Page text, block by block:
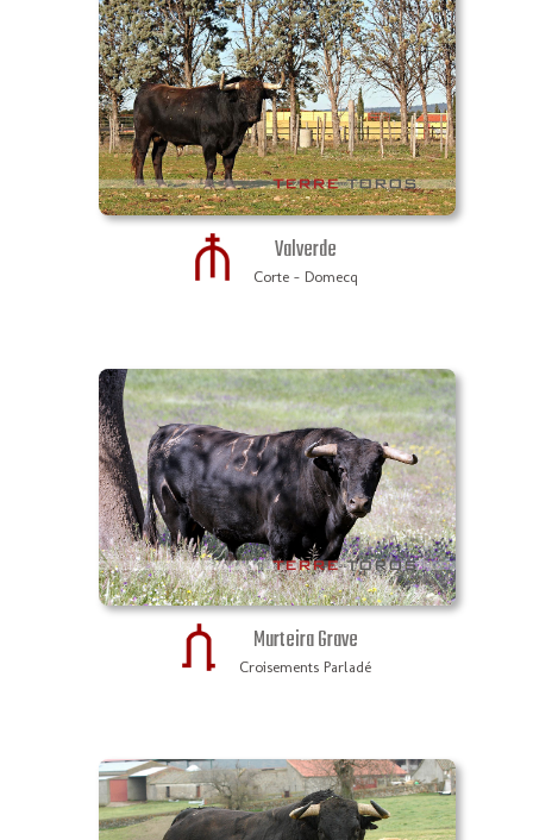
Valverde
Corte - Domecq
Murteira Grave
Croisements Parladé